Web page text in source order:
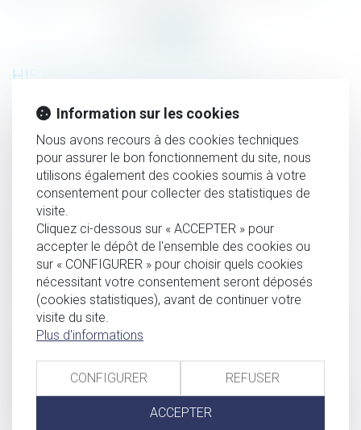
HISTORIQUE
QPC : transaction pénale par OPJ et participation des
conseils départementaux de prévention de la délinquance
et des zones de sécurité prioritaires à l'exécution des
peines
La garde à vue, explications par Lexbase
La 2e partie de la simplification de la procédure pénale
adoptée par décret
Premier ressort, l’enregistrement sonore des procès
d’assises devient facultatif | Dalloz Actualité
Justice pénale en chiffres - Portail Justice.Gouv
Proposition de loi précisant le déroulement de l'audience
préalable de culpabilité
Garanties procédurales en faveur des enfants suspectés
ou poursuivis dans le cadre des procédures pénales - CNB
Information sur les cookies
Nous avons recours à des cookies techniques
pour assurer le bon fonctionnement du site, nous
utilisons également des cookies soumis à votre
consentement pour collecter des statistiques de
visite.
Cliquez ci-dessous sur « ACCEPTER » pour
accepter le dépôt de l'ensemble des cookies ou
sur « CONFIGURER » pour choisir quels cookies
nécessitant votre consentement seront déposés
(cookies statistiques), avant de continuer votre
visite du site.
Plus d'informations
CONFIGURER REFUSER
ACCEPTER